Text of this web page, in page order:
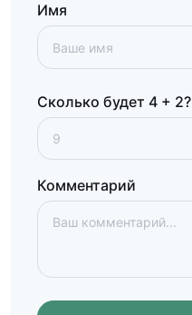
Имя
Сколько будет 4 + 2?
Комментарий